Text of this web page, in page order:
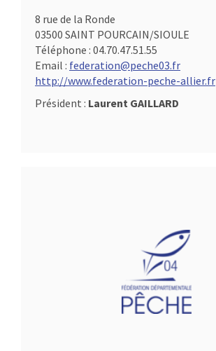
8 rue de la Ronde
03500 SAINT POURCAIN/SIOULE
Téléphone : 04.70.47.51.55
Email : federation@peche03.fr
http://www.federation-peche-allier.fr
Président : Laurent GAILLARD